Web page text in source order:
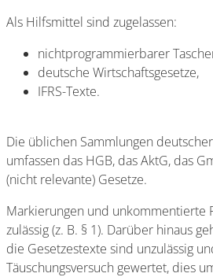
Als Hilfsmittel sind zugelassen:
nichtprogrammierbarer
deutsche Wirtschaftsgesetze,
IFRS-Texte.
Die üblichen Sammlungen
umfassen das HGB, das AktG, das
(nicht relevante) Gesetze.
Markierungen und unkommentierte
zulässig (z. B. § 1). Darüber hinaus
die Gesetzestexte sind unzulässig
Täuschungsversuch gewertet, dies